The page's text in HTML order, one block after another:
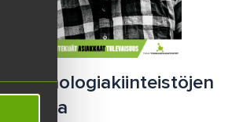
Teknologiakiinteistöjen
tarina